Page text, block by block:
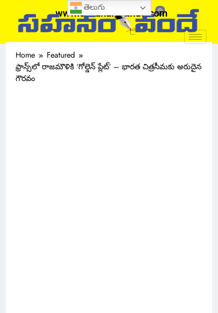
www.sahanamvande.com
Home
Featured
ఫ్రాన్స్‌లో రాజమౌళికి ‘గోల్డెన్ ప్లేట్‌’ – భారత చిత్రసీమకు అరుదైన
గౌరవం
తెలుగు